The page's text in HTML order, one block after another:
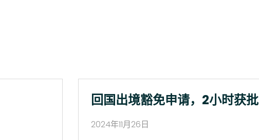
回国出境豁免申请，2小时获批
2024年11月26日